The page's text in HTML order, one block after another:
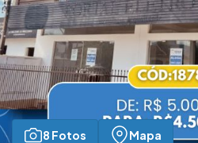
8 Fotos Mapa